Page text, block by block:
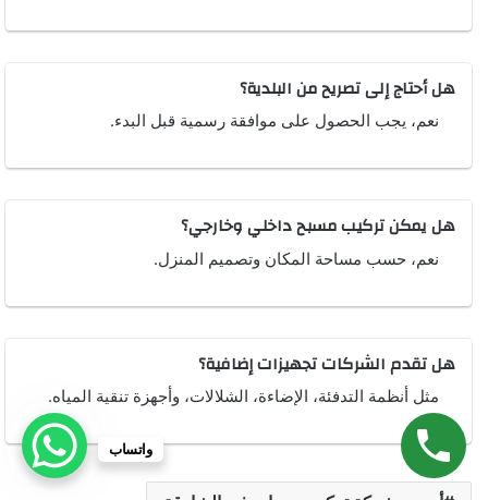
هل أحتاج إلى تصريح من البلدية؟
نعم، يجب الحصول على موافقة رسمية قبل البدء.
هل يمكن تركيب مسبح داخلي وخارجي؟
نعم، حسب مساحة المكان وتصميم المنزل.
هل تقدم الشركات تجهيزات إضافية؟
مثل أنظمة التدفئة، الإضاءة، الشلالات، وأجهزة تنقية المياه.
واتساب